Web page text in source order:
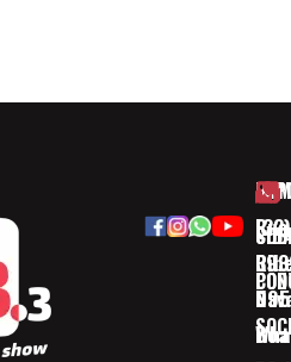
(32)